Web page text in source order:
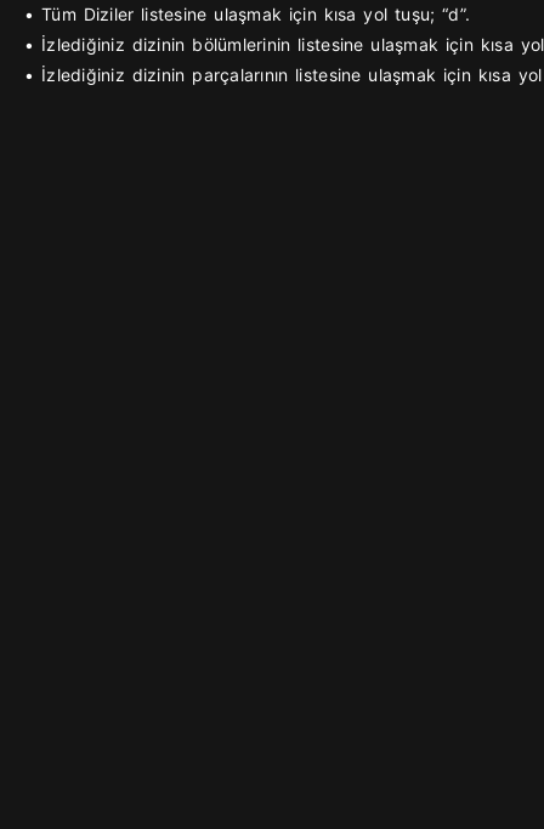
• Tüm Diziler listesine ulaşmak için kısa yol tuşu; “d”.
• İzlediğiniz dizinin bölümlerinin listesine ulaşmak için kısa
• İzlediğiniz dizinin parçalarının listesine ulaşmak için kısa